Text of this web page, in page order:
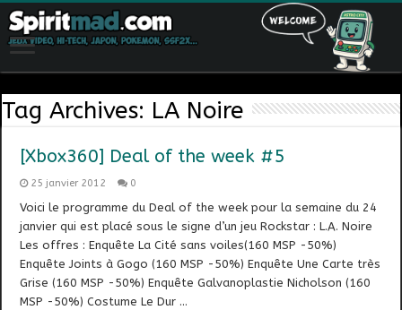
Tag Archives: LA Noire
[Xbox360] Deal of the week #5
25 janvier 2012 0
Voici le programme du Deal of the week pour la semaine du 24
janvier qui est placé sous le signe d’un jeu Rockstar : L.A. Noire
Les offres : Enquête La Cité sans voiles(160 MSP -50%)
Enquête Joints à Gogo (160 MSP -50%) Enquête Une Carte très
Grise (160 MSP -50%) Enquête Galvanoplastie Nicholson (160
MSP -50%) Costume Le Dur …